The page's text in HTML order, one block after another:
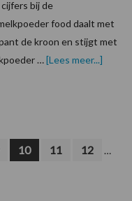
bij de
food daalt met
de kroon en stijgt met
…[Lees meer...]
Pagina
10 Pagina
11 Pagina
12 …